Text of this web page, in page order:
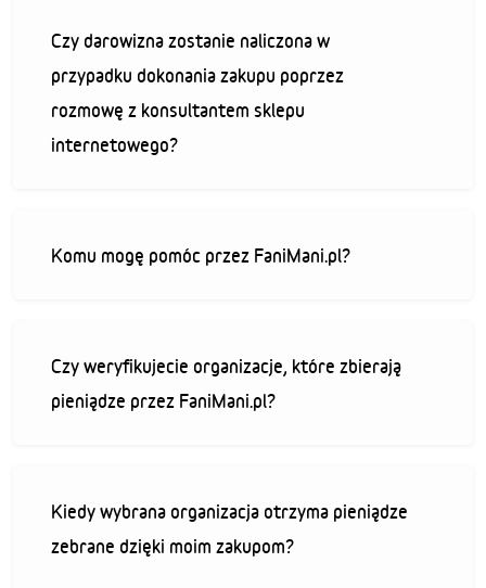
Czy darowizna zostanie naliczona w
przypadku dokonania zakupu poprzez
rozmowę z konsultantem sklepu
internetowego?
Komu mogę pomóc przez FaniMani.pl?
Czy weryfikujecie organizacje, które zbierają
pieniądze przez FaniMani.pl?
Kiedy wybrana organizacja otrzyma pieniądze
zebrane dzięki moim zakupom?